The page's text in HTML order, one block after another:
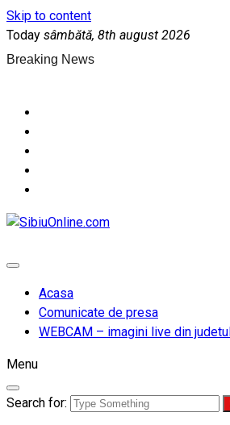
Skip to content
Today sâmbătă, 8th august 2026
Breaking News
Acasa
Comunicate de presa
WEBCAM – imagini live din
Menu
Search for: